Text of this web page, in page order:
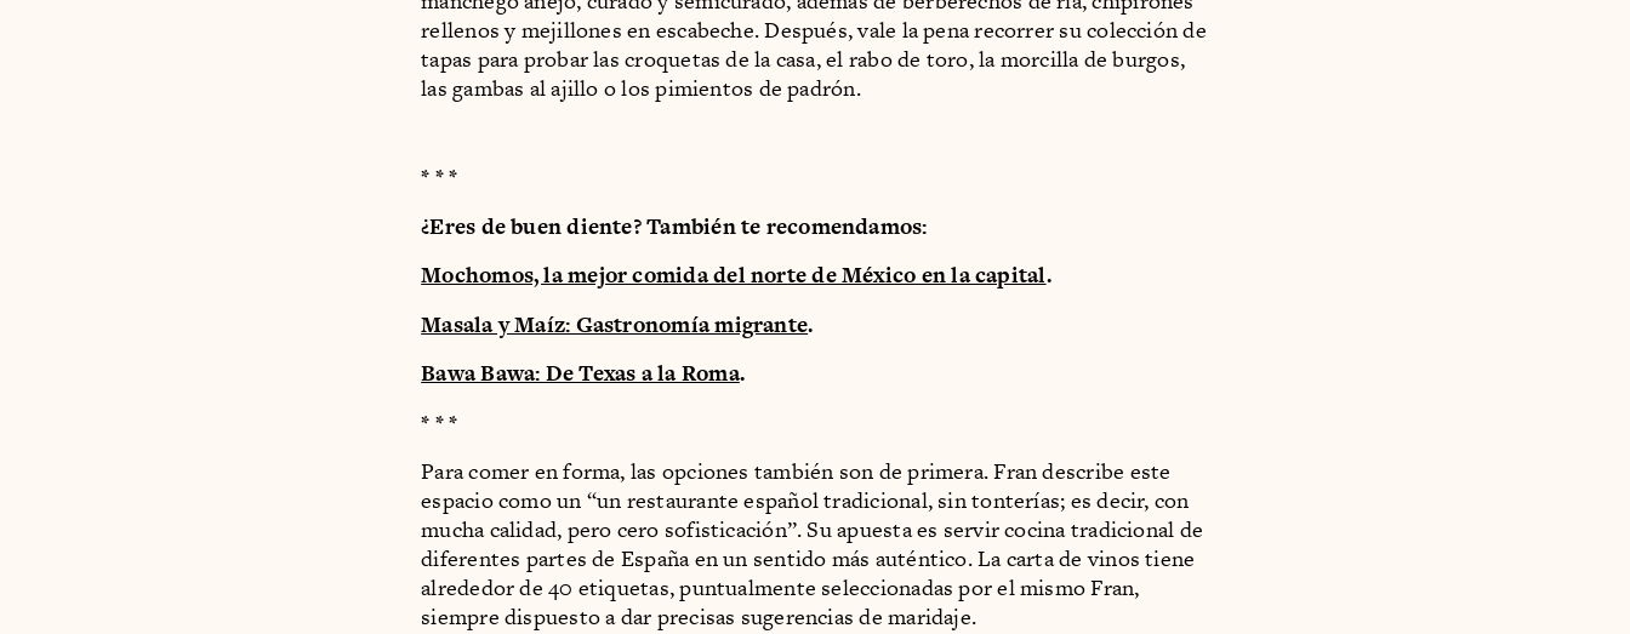
rellenos y mejillones en escabeche. Después, vale la pena recorrer su colección de
tapas para probar las croquetas de la casa, el rabo de toro, la morcilla de burgos,
las gambas al ajillo o los pimientos de padrón.
* * *
¿Eres de buen diente? También te recomendamos:
Mochomos, la mejor comida del norte de México en la capital.
Masala y Maíz: Gastronomía migrante.
Bawa Bawa: De Texas a la Roma.
* * *
Para comer en forma, las opciones también son de primera. Fran describe este
espacio como un “un restaurante español tradicional, sin tonterías; es decir, con
mucha calidad, pero cero sofisticación”. Su apuesta es servir cocina tradicional de
diferentes partes de España en un sentido más auténtico. La carta de vinos tiene
alrededor de 40 etiquetas, puntualmente seleccionadas por el mismo Fran,
siempre dispuesto a dar precisas sugerencias de maridaje.